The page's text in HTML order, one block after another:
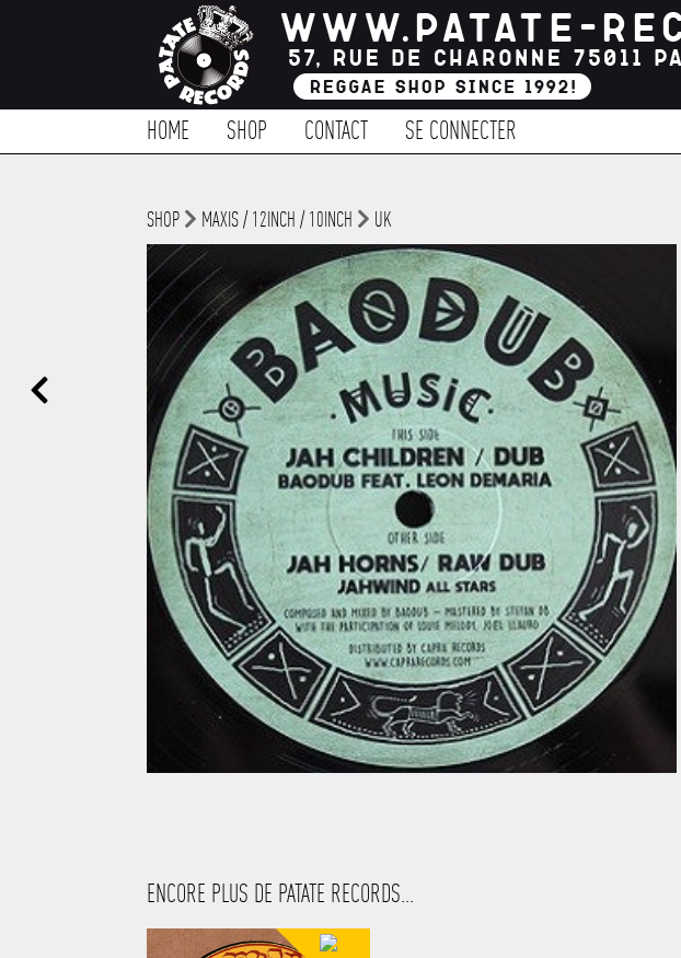
HOME SHOP CONTACT SE CONNECTER
SHOP MAXIS / 12INCH / 10INCH UK
ENCORE PLUS DE PATATE RECORDS...